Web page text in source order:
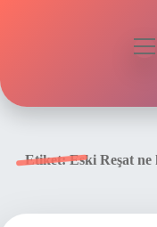
Etiket:Eski Reşat ne